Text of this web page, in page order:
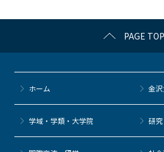
PAGE TOP
ホーム 金
学域・学類・大学院 研